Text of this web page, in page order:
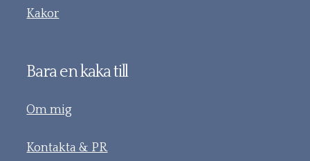
Kakor
Bara en kaka till
Om mig
Kontakta & PR